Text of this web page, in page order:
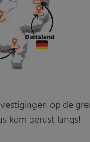
op de
kom gerust langs!